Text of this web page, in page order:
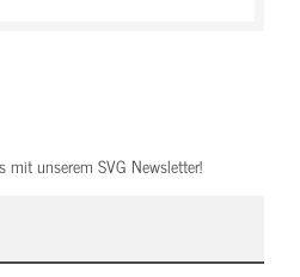
mit unserem SVG Newsletter!